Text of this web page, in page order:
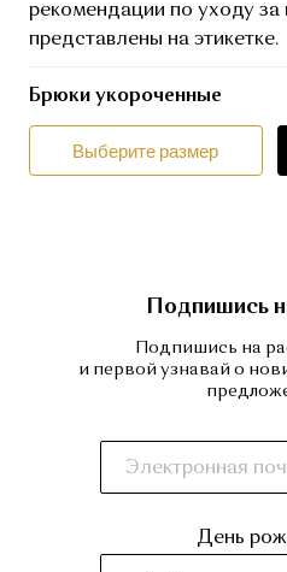
рекомендации по уходу за
представлены на этикетке.
Брюки укороченные
Выберите размер
Подпишись
Подпишись на
и первой узнавай о
День